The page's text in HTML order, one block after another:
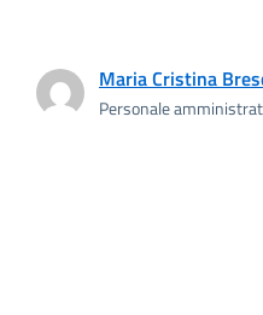
Maria Cristina
Personale